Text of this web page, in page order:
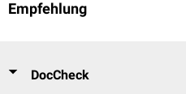
Empfehlung
DocCheck